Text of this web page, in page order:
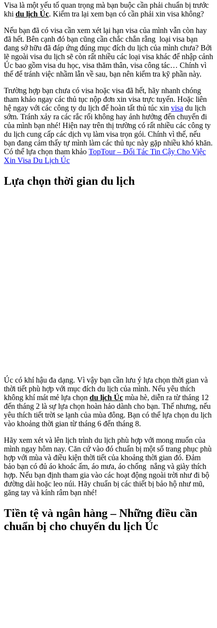
Visa là một yếu tố quan trọng mà bạn buộc cần phải chuẩn bị trước
khi du lịch Úc. Kiểm tra lại xem bạn có cần phải xin visa không?
Nếu bạn đã có visa cần xem xét lại hạn visa của mình vẫn còn hay
đã hết. Bên cạnh đó bạn cũng cần chắc chắn rằng loại visa bạn
đang sở hữu đã đáp ứng đúng mục đích du lịch của mình chưa? Bởi
lẽ ngoài visa du lịch sẽ còn rất nhiều các loại visa khác để nhập cảnh
Úc bao gồm visa du học, visa thăm thân, visa công tác… Chính vì
thế để tránh việc nhầm lẫn về sau, bạn nên kiểm tra kỹ phần này.
Trường hợp bạn chưa có visa hoặc visa đã hết, hãy nhanh chóng
tham khảo ngay các thủ tục nộp đơn xin visa trực tuyến. Hoặc liên
hệ ngay với các công ty du lịch để hoàn tất thủ túc xin visa du lịch
sớm. Tránh xảy ra các rắc rối không hay ảnh hưởng đến chuyến đi
của mình bạn nhé! Hiện nay trên thị trường có rất nhiều các công ty
du lịch cung cấp các dịch vụ làm visa trọn gói. Chính vì thế, nếu
bạn đang cảm thấy tự mình làm các thủ tục này gặp nhiều khó khăn.
Có thể lựa chọn tham khảo TopTour – Đối Tác Tin Cậy Cho Việc
Xin Visa Du Lịch Úc
Lựa chọn thời gian du lịch
Úc có khí hậu đa dạng. Vì vậy bạn cần lưu ý lựa chọn thời gian và
thời tiết phù hợp với mục đích du lịch của mình. Nếu yêu thích
không khí mát mẻ lựa chọn du lịch Úc mùa hè, diễn ra từ tháng 12
đến tháng 2 là sự lựa chọn hoàn hảo dành cho bạn. Thế nhưng, nếu
yêu thích tiết trời se lạnh của mùa đông. Bạn có thể lựa chọn du lịch
vào khoảng thời gian từ tháng 6 đến tháng 8.
Hãy xem xét và lên lịch trình du lịch phù hợp với mong muốn của
mình ngay hôm nay. Căn cứ vào đó chuẩn bị một số trang phục phù
hợp với mùa và điều kiện thời tiết của khoảng thời gian đó. Đảm
bảo bạn có đủ áo khoác ấm, áo mưa, áo chống nắng và giày thích
hợp. Nếu bạn định tham gia vào các hoạt động ngoài trời như đi bộ
đường dài hoặc leo núi. Hãy chuẩn bị các thiết bị bảo hộ như mũ,
găng tay và kính râm bạn nhé!
Tiền tệ và ngân hàng – Những điều cần
chuẩn bị cho chuyến du lịch Úc